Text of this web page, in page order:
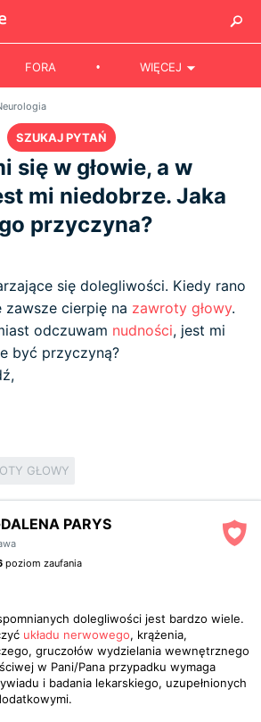
FORA WIĘCEJ
SZUKAJ PYTAŃ
się w głowie, a w
mi niedobrze. Jaka
przyczyna?
się dolegliwości. Kiedy rano
cierpię na zawroty głowy.
odczuwam nudności, jest mi
być przyczyną?
GŁOWY
PARYS
poziom zaufania
dolegliwości jest bardzo wiele.
układu nerwowego, krążenia,
gruczołów wydzielania wewnętrznego
w Pani/Pana przypadku wymaga
i badania lekarskiego, uzupełnionych